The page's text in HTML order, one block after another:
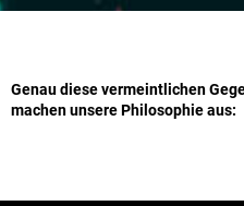
Genau diese vermeintlichen
machen unsere Philosophie aus: